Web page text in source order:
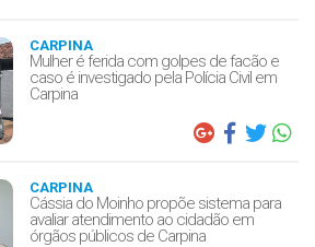
CARPINA
Mulher é ferida com golpes de facão e
caso é investigado pela Polícia Civil em
Carpina
CARPINA
Cássia do Moinho propõe sistema para
avaliar atendimento ao cidadão em
órgãos públicos de Carpina